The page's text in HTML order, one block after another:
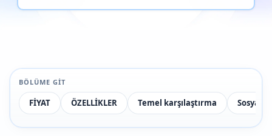
BÖLÜME GIT
FİYAT ÖZELLİKLER Temel karşılaştırma Sosyal